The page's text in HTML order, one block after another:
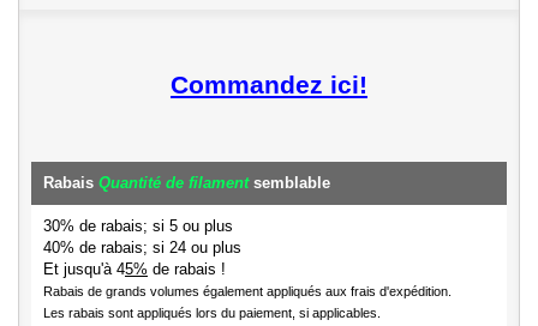
Commandez ici!
Rabais Quantité de filamentsemblable
30% de rabais; si 5 ou plus
40% de rabais; si 24 ou plus
Et jusqu'à 45% de rabais !
Rabais de grands volumes également appliqués aux frais d'expédition.
Les rabais sont appliqués lors du paiement, si applicables.